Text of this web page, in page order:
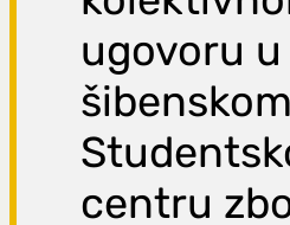
ugovoru u
šibenskom
centru